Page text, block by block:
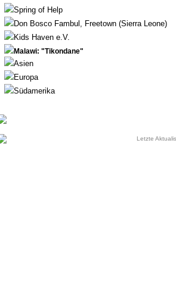
Spring of Help
Don Bosco Fambul, Freetown (Sierra Leone)
Kids Haven e.V.
Malawi: "Tikondane"
Asien
Europa
Südamerika
Letzte